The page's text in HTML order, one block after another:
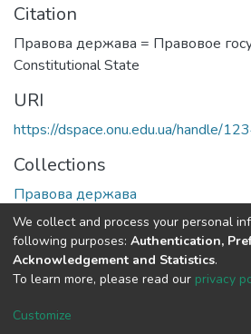
Citation
Правова держава = Правовое
Сonstitutional State
URI
https://dspace.onu.edu.ua/handle/
Collections
Правова держава
Full item page
DSpace software copyright ©
Cookie
End
We collect and process your personal
following purposes: Authentication,
Acknowledgement and Statistics.
To learn more, please read our privacy
Customize